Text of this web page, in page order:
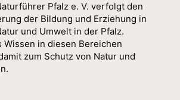
Pfalz e. V. verfolgt den
der Bildung und Erziehung in
und Umwelt in der Pfalz.
Wissen in diesen Bereichen
zum Schutz von Natur und